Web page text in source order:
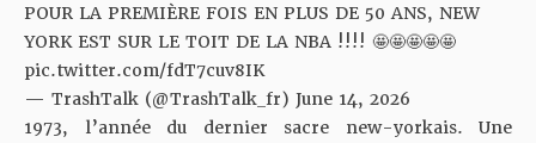
POUR LA PREMIÈRE FOIS EN PLUS DE 50 ANS, NEW
YORK EST SUR LE TOIT DE LA NBA !!!! 🤩🤩🤩🤩🤩
pic.twitter.com/fdT7cuv8IK
— TrashTalk (@TrashTalk_fr) June 14, 2026
1973, l’année du dernier sacre new-yorkais. Une